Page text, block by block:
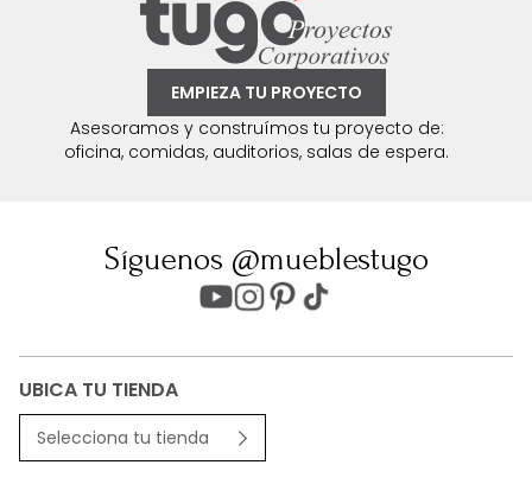
EMPIEZA TU PROYECTO
Asesoramos y construímos tu proyecto de:
oficina, comidas, auditorios, salas de espera.
Síguenos @mueblestugo
UBICA TU TIENDA
Selecciona tu tienda